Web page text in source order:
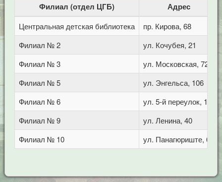
Филиал (отдел ЦГБ) Адрес
Центральная детская библиотека
пр. Кирова, 68
Филиал № 2
ул. Кочубея, 21
Филиал № 3
ул. Московская, 72/1
Филиал № 5
ул. Энгельса, 106
Филиал № 6
ул. 5-й переулок, 1
Филиал № 9
ул. Ленина, 40
Филиал № 10
ул. Панагюриште, 6